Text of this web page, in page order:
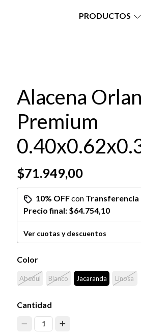
PRODUCTOS
Alacena
Premium
$71.949,00
10% OFFcon Transferencia
Precio final: $64.754,10
Ver cuotas y descuentos
Color
Abedul Blanco Jacaranda Linosa
Cantidad
1